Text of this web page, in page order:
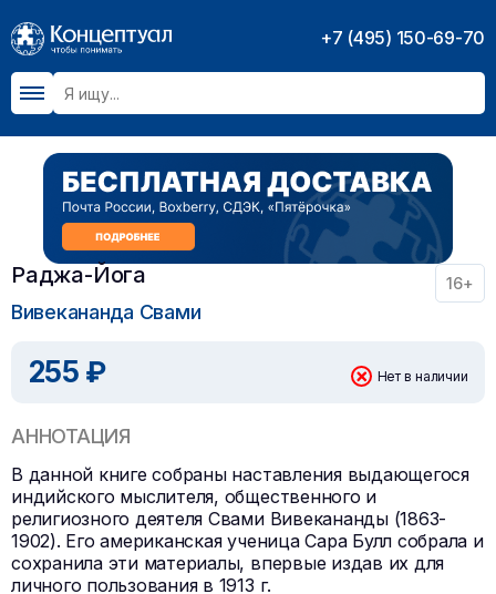
+7 (495) 150-69-70
Раджа-Йога 16+
Вивекананда Свами
255 ₽ Нет в наличии
АННОТАЦИЯ
В данной книге собраны наставления выдающегося
индийского мыслителя, общественного и
религиозного деятеля Свами Вивекананды (1863-
1902). Его американская ученица Сара Булл собрала и
сохранила эти материалы, впервые издав их для
личного пользования в 1913 г.